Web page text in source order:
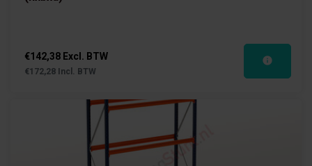
€142,38 Excl. BTW
€172,28 Incl. BTW